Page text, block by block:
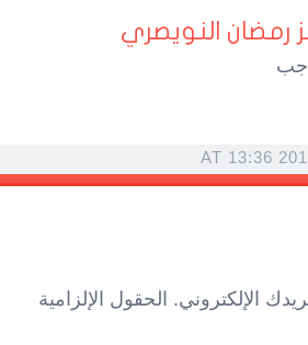
رمضان النويصري
الإلكتروني. الحقول الإلزامية